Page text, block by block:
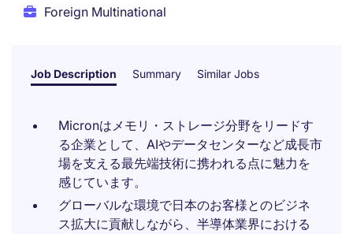
Foreign Multinational
Job Description Summary Similar Jobs
Micronはメモリ・ストレージ分野をリードす
る企業として、AIやデータセンターなど成長市
場を支える最先端技術に携われる点に魅力を
感じています。
グローバルな環境で日本のお客様とのビジネ
ス拡大に貢献しながら、半導体業界における